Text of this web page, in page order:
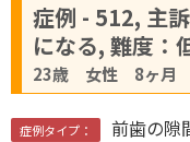
症例 - 512, 主
になる, 難度：
23歳 女性 8ヶ月
症例タイプ： 前歯の隙